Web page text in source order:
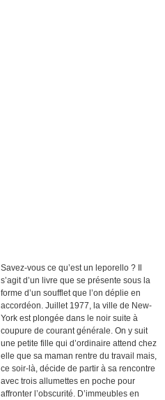
Savez-vous ce qu’est un leporello ? Il
s’agit d’un livre que se présente sous la
forme d’un soufflet que l’on déplie en
accordéon. Juillet 1977, la ville de New-
York est plongée dans le noir suite à
coupure de courant générale. On y suit
une petite fille qui d’ordinaire attend chez
elle que sa maman rentre du travail mais,
ce soir-là, décide de partir à sa rencontre
avec trois allumettes en poche pour
affronter l’obscurité. D’immeubles en